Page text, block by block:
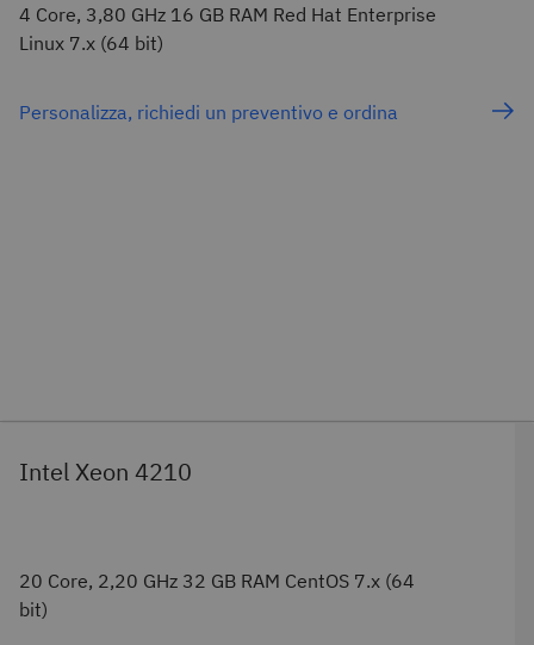
4 Core, 3,80 GHz 16 GB RAM Red Hat Enterprise
Linux 7.x (64 bit)
Personalizza, richiedi un preventivo e ordina
Intel Xeon 4210
20 Core, 2,20 GHz 32 GB RAM CentOS 7.x (64
bit)